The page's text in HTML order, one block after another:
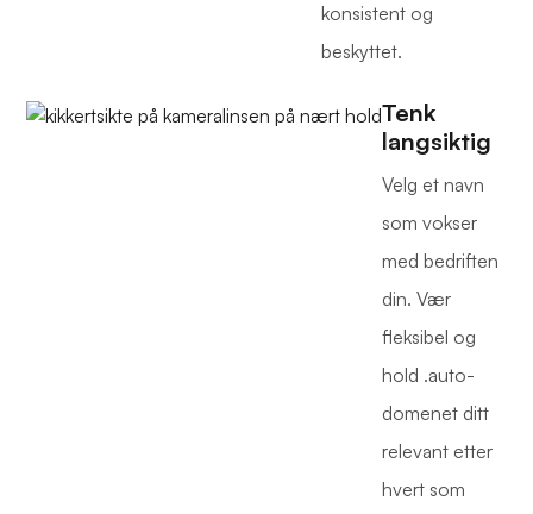
konsistent og
beskyttet.
Tenk
langsiktig
Velg et navn
som vokser
med bedriften
din. Vær
fleksibel og
hold .auto-
domenet ditt
relevant etter
hvert som